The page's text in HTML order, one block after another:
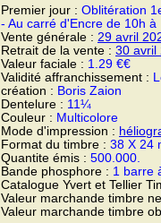
Premier jour : Oblitération
- Au carré d'Encre de 10h
Vente générale : 29 avril
Retrait de la vente : 30 avril
Valeur faciale : 1.29 €€
Validité affranchissement :
création : Boris Zaion
Dentelure : 11¼
Couleur : Multicolore
Mode d'impression :
Format du timbre : 38 X 24
Quantite émis : 500.000.
Bande phosphore : 1 barre
Catalogue Yvert et Tellier
Valeur marchande timbre
Valeur marchande timbre